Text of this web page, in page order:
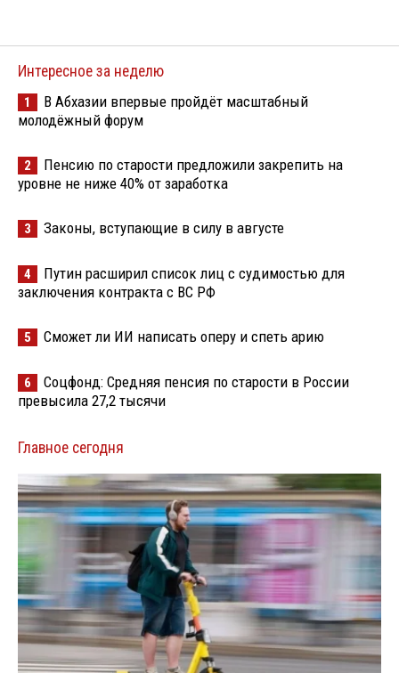
Интересное за неделю
1
В Абхазии впервые пройдёт масштабный
молодёжный форум
2
Пенсию по старости предложили закрепить на
уровне не ниже 40% от заработка
3 Законы, вступающие в силу в августе
4
Путин расширил список лиц с судимостью для
заключения контракта с ВС РФ
5 Сможет ли ИИ написать оперу и спеть арию
6
Соцфонд: Средняя пенсия по старости в России
превысила 27,2 тысячи
Главное сегодня